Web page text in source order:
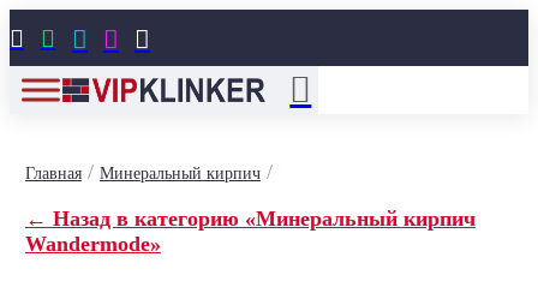
    
Главная/ Минеральный кирпич/
← Назад в категорию «Минеральный кирпич
Wandermode»